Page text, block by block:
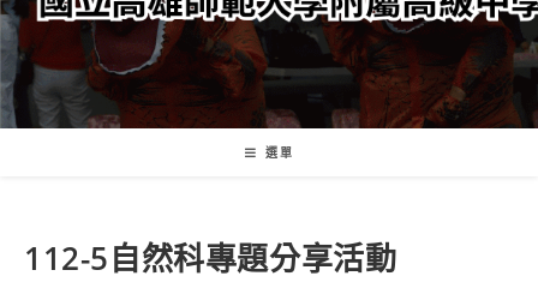
容
選單
112-5自然科專題分享活動